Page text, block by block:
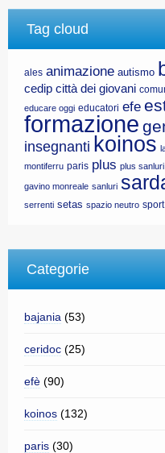
Tag cloud
ales animazione autismo
cedip città dei giovani
educare oggi educatori efe
formazione
insegnanti koinos
montiferru paris plus plus sanluri
gavino monreale sanluri
serrenti setas spazio neutro sport
Categorie
bajania (53)
ceridoc (25)
efè (90)
koinos (132)
paris (30)